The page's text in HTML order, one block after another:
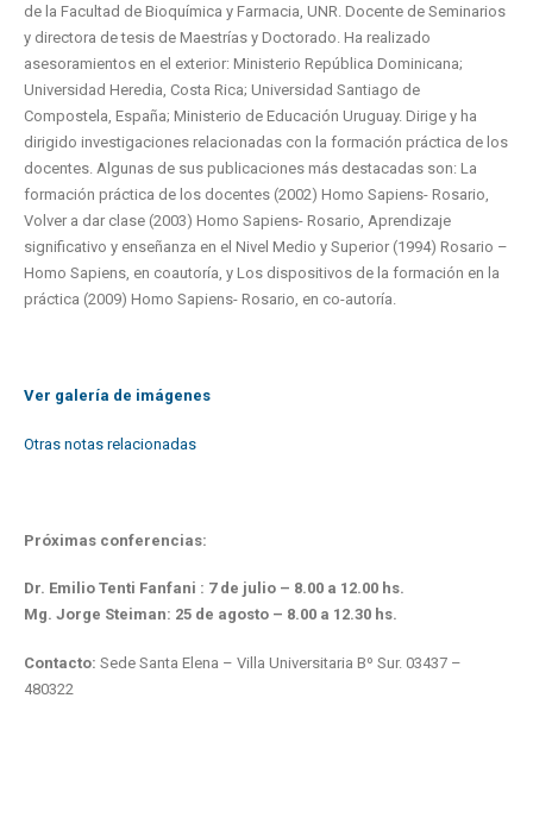
de la Facultad de Bioquímica y Farmacia, UNR. Docente de Seminarios
y directora de tesis de Maestrías y Doctorado. Ha realizado
asesoramientos en el exterior: Ministerio República Dominicana;
Universidad Heredia, Costa Rica; Universidad Santiago de
Compostela, España; Ministerio de Educación Uruguay. Dirige y ha
dirigido investigaciones relacionadas con la formación práctica de los
docentes. Algunas de sus publicaciones más destacadas son: La
formación práctica de los docentes (2002) Homo Sapiens- Rosario,
Volver a dar clase (2003) Homo Sapiens- Rosario, Aprendizaje
significativo y enseñanza en el Nivel Medio y Superior (1994) Rosario –
Homo Sapiens, en coautoría, y Los dispositivos de la formación en la
práctica (2009) Homo Sapiens- Rosario, en co-autoría.
Ver galería de imágenes
Otras notas relacionadas
Próximas conferencias:
Dr. Emilio Tenti Fanfani : 7 de julio – 8.00 a 12.00 hs.
Mg. Jorge Steiman: 25 de agosto – 8.00 a 12.30 hs.
Contacto: Sede Santa Elena – Villa Universitaria Bº Sur. 03437 –
480322